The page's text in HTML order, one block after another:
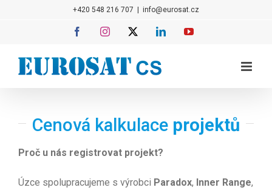
+420 548 216 707 info@eurosat.cz
FacebookInstagram LinkedInYouTube
Cenová kalkulace projektů
Proč u nás registrovat projekt?
Úzce spolupracujeme s výrobci Paradox, Inner Range,